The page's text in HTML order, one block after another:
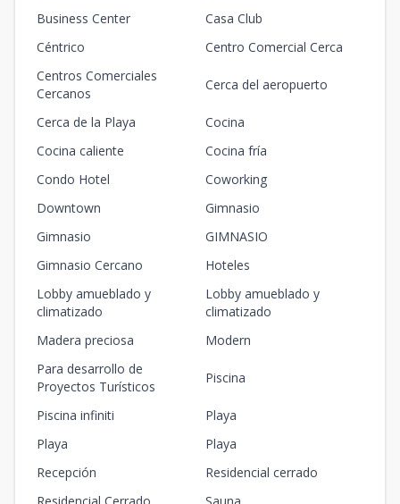
Business Center
Casa Club
Céntrico
Centro Comercial Cerca
Centros Comerciales
Cercanos
Cerca del aeropuerto
Cerca de la Playa
Cocina
Cocina caliente
Cocina fría
Condo Hotel
Coworking
Downtown
Gimnasio
Gimnasio
GIMNASIO
Gimnasio Cercano
Hoteles
Lobby amueblado y
climatizado
Lobby amueblado y
climatizado
Madera preciosa
Modern
Para desarrollo de
Proyectos Turísticos
Piscina
Piscina infiniti
Playa
Playa
Playa
Recepción
Residencial cerrado